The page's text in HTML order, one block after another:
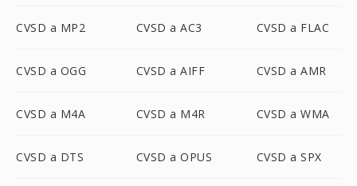
CVSD a MP2 CVSD a AC3 CVSD a FLAC
CVSD a OGG CVSD a AIFF CVSD a AMR
CVSD a M4A CVSD a M4R CVSD a WMA
CVSD a DTS CVSD a OPUS CVSD a SPX